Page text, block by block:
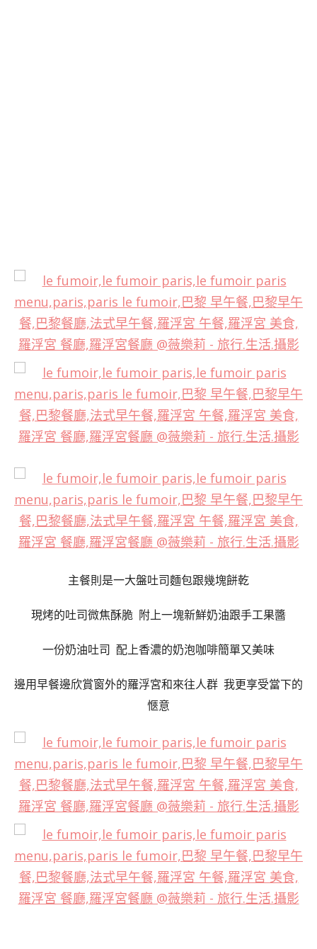
主餐則是一大盤吐司麵包跟幾塊餅乾
現烤的吐司微焦酥脆 附上一塊新鮮奶油跟手工果醬
一份奶油吐司 配上香濃的奶泡咖啡簡單又美味
邊用早餐邊欣賞窗外的羅浮宮和來往人群 我更享受當下的
愜意